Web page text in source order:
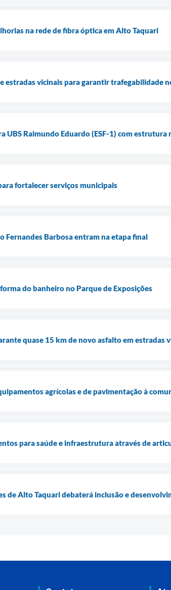
na rede de fibra óptica em Alto Taquari
estradas vicinais para garantir trafegabilidade
UBS Raimundo Eduardo (ESF-1) com estrutura
fortalecer serviços municipais
Fernandes Barbosa entram na etapa final
do banheiro no Parque de Exposições
quase 15 km de novo asfalto em estradas
agrícolas e de pavimentação à
para saúde e infraestrutura através de
de Alto Taquari debaterá inclusão e